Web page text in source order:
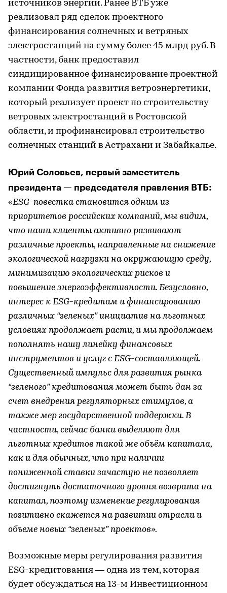
источников энергии. Ранее ВТБ уже
реализовал ряд сделок проектного
финансирования солнечных и ветряных
электростанций на сумму более 45 млрд руб. В
частности, банк предоставил
синдицированное финансирование проектной
компании Фонда развития ветроэнергетики,
который реализует проект по строительству
ветровых электростанций в Ростовской
области, и профинансировал строительство
солнечных станций в Астрахани и Забайкалье.
Юрий Соловьев, первый заместитель
президента — председателя правления ВТБ:
«ESG-повестка становится одним из
приоритетов российских компаний, мы видим,
что наши клиенты активно развивают
различные проекты, направленные на снижение
экологической нагрузки на окружающую среду,
минимизацию экологических рисков и
повышение энергоэффективности. Безусловно,
интерес к ESG-кредитам и финансированию
различных “зеленых” инициатив на льготных
условиях продолжает расти, и мы продолжаем
пополнять нашу линейку финансовых
инструментов и услуг с ESG-составляющей.
Существенный импульс для развития рынка
“зеленого” кредитования может быть дан за
счет внедрения регуляторных стимулов, а
также мер государственной поддержки. В
частности, сейчас банки выделяют для
льготных кредитов такой же объём капитала,
как и для обычных, что при наличии
пониженной ставки зачастую не позволяет
достигнуть достаточного уровня возврата на
капитал, поэтому изменение регулирования
позитивно скажется на развитии отрасли и
объеме новых “зеленых” проектов».
Возможные меры регулирования развития
ESG-кредитования — одна из тем, которая
будет обсуждаться на 13-м Инвестиционном